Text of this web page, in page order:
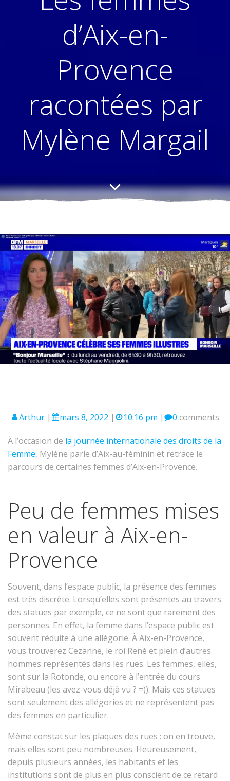
d’Aix-en-
Provence
racontées par
Mylène Margail
Arthur | mars 8, 2022 | 10:16 pm | 0 comments
À l’occasion de la journée internationale des droits de la
Femme, Mylène parle d’Aix-au-féminin et retrace le
parcours de certaines femmes d’Aix-en-Provence.
Peu de femmes mises
en valeur à Aix-en-
Provence
Souvent, dans l’espace public, la présence des femmes
est très discrète. Lorsqu’elles sont présentes au travers
des statues par exemple, ce ne sont que rarement des
personnes. En effet, la femme dans l’espace public est
souvent réduite à une allégorie. À Aix-en-Provence,
vous trouverez Cezanne, le roi René et plein d’autres
hommes représentés dans les rues. Les femmes, elles,
sont sur la Rotonde, ou encore à l’entrée du cours
Mirabeau (les avez-vous déjà vu ? =)). Mais ces statues
sont seulement des allégories et ne représentent pas
des femmes en particulier.
Même constat sur les plaques des rues : on en trouve,
mais elles sont peu nombreuses. Heureusement,
depuis plusieurs années, les habitants et les
institutions sont de plus en plus conscient de ce retard